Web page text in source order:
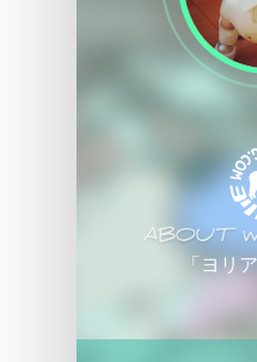
ABOUT
「ヨリ